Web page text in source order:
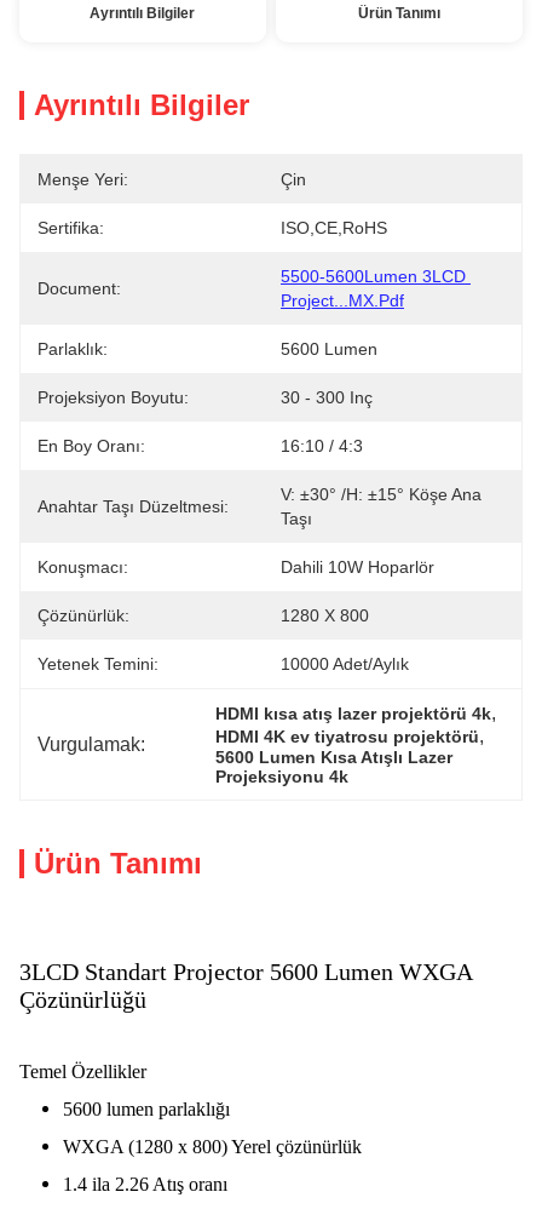
Ayrıntılı Bilgiler Ürün Tanımı
Ayrıntılı Bilgiler
Menşe Yeri: Çin
Sertifika: ISO,CE,RoHS
Document:
5500-5600Lumen 3LCD
Project...MX.pdf
Parlaklık: 5600 Lumen
Projeksiyon Boyutu: 30 - 300 Inç
En Boy Oranı: 16:10 / 4:3
Anahtar Taşı Düzeltmesi:
V: ±30° /H: ±15° Köşe Ana
Taşı
Konuşmacı: Dahili 10W Hoparlör
Çözünürlük: 1280 X 800
Yetenek Temini: 10000 Adet/aylık
Vurgulamak:
HDMI kısa atış lazer projektörü 4k,
HDMI 4K ev tiyatrosu projektörü,
5600 Lumen Kısa Atışlı Lazer
Projeksiyonu 4k
Ürün Tanımı
3LCD Standart Projector 5600 Lumen WXGA
Çözünürlüğü
Temel Özellikler
5600 lumen parlaklığı
WXGA (1280 x 800) Yerel çözünürlük
1.4 ila 2.26 Atış oranı